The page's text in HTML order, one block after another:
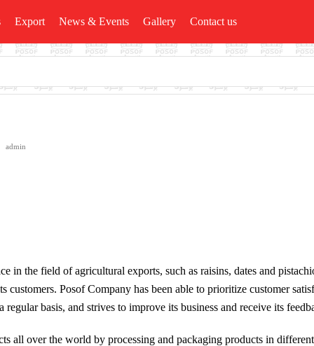
Export News & Events Gallery Contact us
admin
in the field of agricultural exports, such as raisins, dates and
customers. Posof Company has been able to prioritize customer
regular basis, and strives to improve its business and receive its
all over the world by processing and packaging products in different